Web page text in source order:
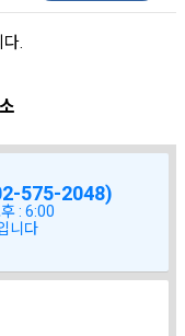
.
575-2048)
: 6:00
니다